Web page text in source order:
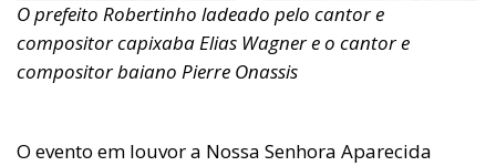
O prefeito Robertinho ladeado pelo cantor e
compositor capixaba Elias Wagner e o cantor e
compositor baiano Pierre Onassis
O evento em louvor a Nossa Senhora Aparecida